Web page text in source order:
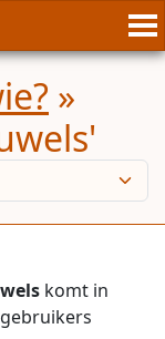
»
komt in